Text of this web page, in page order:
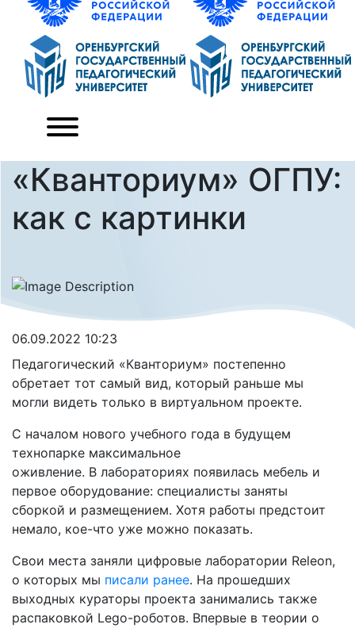
«Кванториум» ОГПУ:
как с картинки
06.09.2022 10:23
Педагогический «Кванториум» постепенно
обретает тот самый вид, который раньше мы
могли видеть только в виртуальном проекте.
С началом нового учебного года в будущем
технопарке максимальное
оживление. В лабораториях появилась мебель и
первое оборудование: специалисты заняты
сборкой и размещением. Хотя работы предстоит
немало, кое-что уже можно показать.
Свои места заняли цифровые лаборатории Releon,
о которых мы писали ранее. На прошедших
выходных кураторы проекта занимались также
распаковкой Lego-роботов. Впервые в теории о